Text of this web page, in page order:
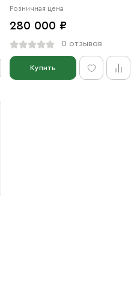
Розничная цена
280 000 ₽
0 отзывов
Купить